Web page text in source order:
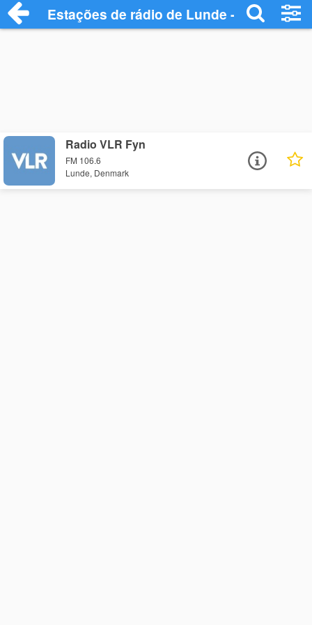
Estações de rádio de Lunde - Ouça
Radio VLR Fyn
FM 106.6
Lunde, Denmark